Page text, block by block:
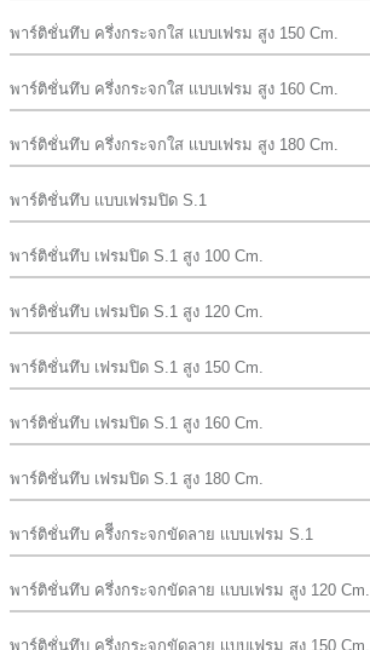
พาร์ติชั่นทึบ ครึ่งกระจกใส เเบบเฟรม สูง 150 Cm.
พาร์ติชั่นทึบ ครึ่งกระจกใส เเบบเฟรม สูง 160 Cm.
พาร์ติชั่นทึบ ครึ่งกระจกใส เเบบเฟรม สูง 180 Cm.
พาร์ติชั่นทึบ เเบบเฟรมปิด S.1
พาร์ติชั่นทึบ เฟรมปิด S.1 สูง 100 Cm.
พาร์ติชั่นทึบ เฟรมปิด S.1 สูง 120 Cm.
พาร์ติชั่นทึบ เฟรมปิด S.1 สูง 150 Cm.
พาร์ติชั่นทึบ เฟรมปิด S.1 สูง 160 Cm.
พาร์ติชั่นทึบ เฟรมปิด S.1 สูง 180 Cm.
พาร์ติชั่นทึบ ครึีงกระจกขัดลาย เเบบเฟรม S.1
พาร์ติชั่นทึบ ครึ่งกระจกขัดลาย เเบบเฟรม สูง 120 Cm.
พาร์ติชั่นทึบ ครึ่งกระจกขัดลาย เเบบเฟรม สูง 150 Cm.